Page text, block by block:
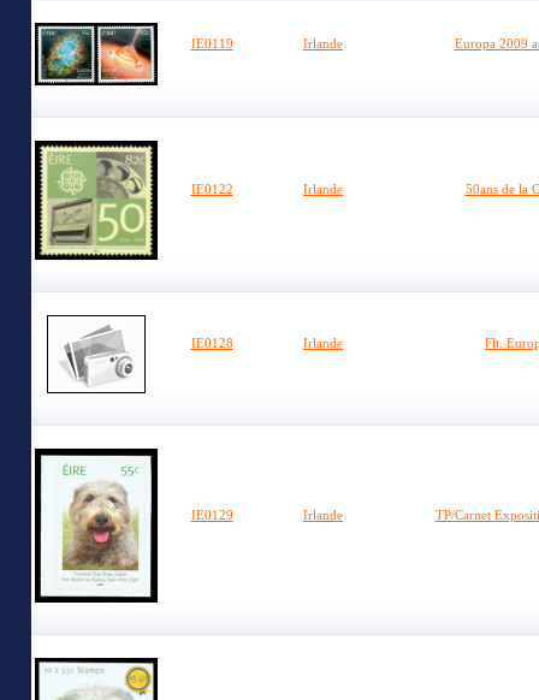
IE0119 Irlande Europa 2009
IE0122 Irlande 50ans de la
IE0128 Irlande Flt.
IE0129 Irlande TP/Carnet